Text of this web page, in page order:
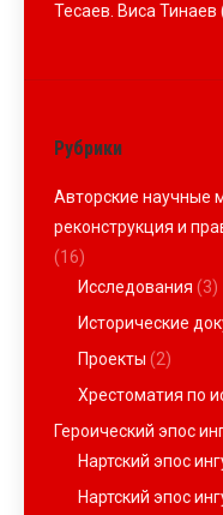
Тесаев. Виса Тинаев
Рубрики
Авторские научные
реконструкция и
(16)
Исследования (3)
Исторические
Проекты (2)
Хрестоматия по
Героический эпос
Нартский эпос
Нартский эпос